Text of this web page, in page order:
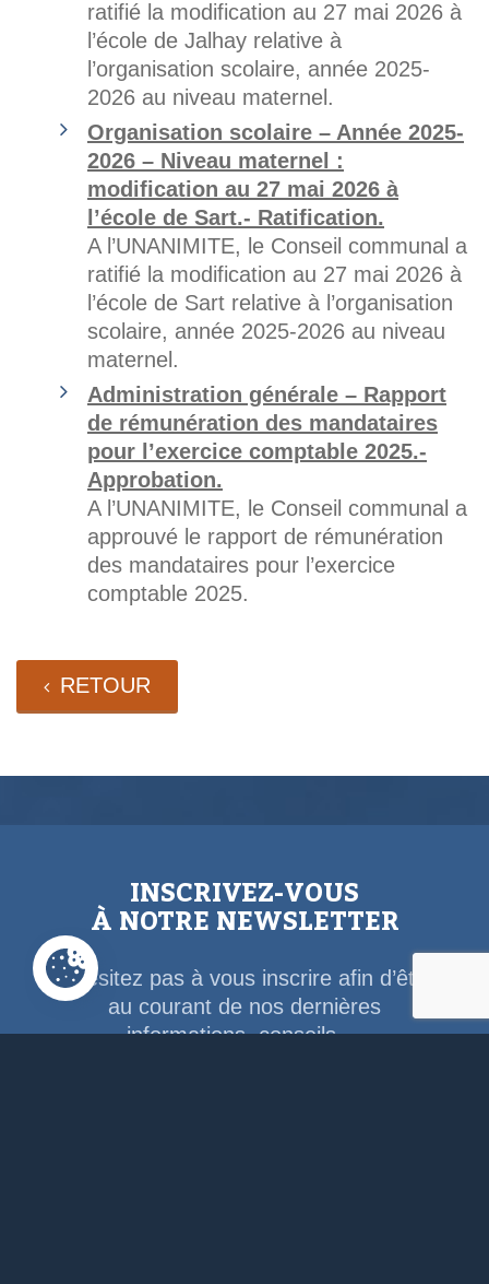
ratifié la modification au 27 mai 2026 à
l’école de Jalhay relative à
l’organisation scolaire, année 2025-
2026 au niveau maternel.
Organisation scolaire – Année 2025-
2026 – Niveau maternel :
modification au 27 mai 2026 à
l’école de Sart.- Ratification.
A l’UNANIMITE, le Conseil communal a
ratifié la modification au 27 mai 2026 à
l’école de Sart relative à l’organisation
scolaire, année 2025-2026 au niveau
maternel.
Administration générale – Rapport
de rémunération des mandataires
pour l’exercice comptable 2025.-
Approbation.
A l’UNANIMITE, le Conseil communal a
approuvé le rapport de rémunération
des mandataires pour l’exercice
comptable 2025.
RETOUR
INSCRIVEZ-VOUS
À NOTRE NEWSLETTER
N’hésitez pas à vous inscrire afin d’être
au courant de nos dernières
informations, conseils,...